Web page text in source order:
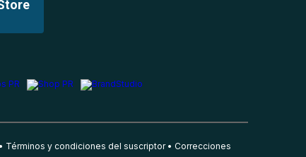
Términos y condiciones del suscriptor Correcciones